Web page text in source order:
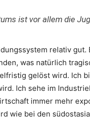
ist vor allem die
relativ
was natürlich
gelöst wird. Ich
Ich sehe im
immer mehr
wie bei den